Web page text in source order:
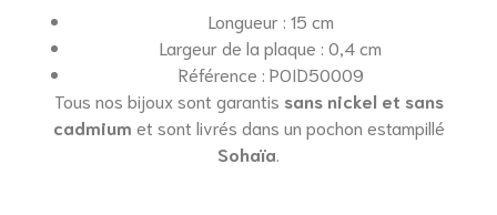
Longueur : 15 cm
Largeur de la plaque : 0,4 cm
Référence : POID50009
Tous nos bijoux sont garantis sans nickel et sans
cadmium et sont livrés dans un pochon estampillé
Sohaïa